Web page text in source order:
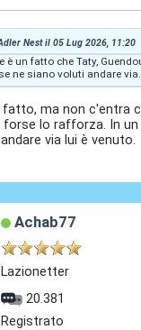
Nest il 05 Lug 2026, 11:20
è un fatto che Taty,
ne siano voluti andare via.
fatto, ma non c'entra
lo rafforza. In
via lui è venuto.
Achab77
Lazionetter
20.381
Registrato